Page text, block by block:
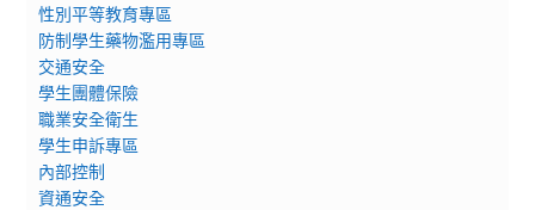
性別平等教育專區
防制學生藥物濫用專區
交通安全
學生團體保險
職業安全衛生
學生申訴專區
內部控制
資通安全